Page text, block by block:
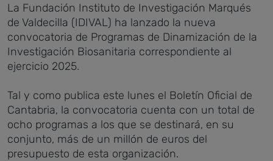
La Fundación Instituto de Investigación Marqués
de Valdecilla (IDIVAL) ha lanzado la nueva
convocatoria de Programas de Dinamización de la
Investigación Biosanitaria correspondiente al
ejercicio 2025.
Tal y como publica este lunes el Boletín Oficial de
Cantabria, la convocatoria cuenta con un total de
ocho programas a los que se destinará, en su
conjunto, más de un millón de euros del
presupuesto de esta organización.